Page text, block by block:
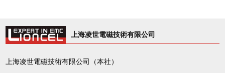
上海凌世電磁技術有限公司
上海凌世電磁技術有限公司（本社）